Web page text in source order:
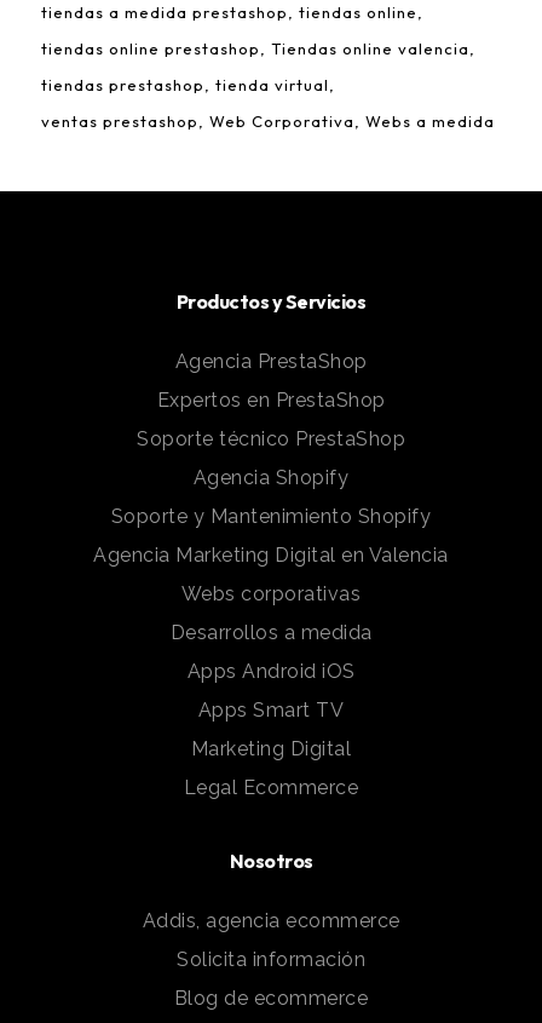
tiendas a medida prestashop
tiendas online
tiendas online prestashop
Tiendas online valencia
tiendas prestashop
tienda virtual
ventas prestashop
Web Corporativa Webs a medida
Productos y Servicios
Agencia PrestaShop
Expertos en PrestaShop
Soporte técnico PrestaShop
Agencia Shopify
Soporte y Mantenimiento Shopify
Agencia Marketing Digital en Valencia
Webs corporativas
Desarrollos a medida
Apps Android iOS
Apps Smart TV
Marketing Digital
Legal Ecommerce
Nosotros
Addis, agencia ecommerce
Solicita información
Blog de ecommerce